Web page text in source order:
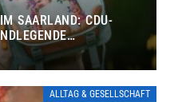
SAARLAND: CDU-
ALLTAG & GESELLSCHAFT